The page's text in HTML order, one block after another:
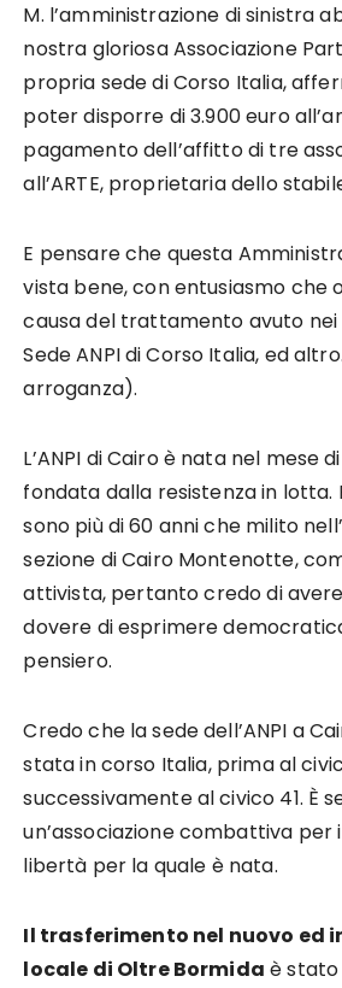
M. l’amministrazione di sinistra
nostra gloriosa Associazione
propria sede di Corso Italia,
poter disporre di 3.900 euro
pagamento dell’affitto di tre
all’ARTE, proprietaria dello
E pensare che questa
vista bene, con entusiasmo che
causa del trattamento avuto nei
Sede ANPI di Corso Italia, ed
arroganza).
L’ANPI di Cairo è nata nel mese
fondata dalla resistenza in lotta.
sono più di 60 anni che milito
sezione di Cairo Montenotte,
attivista, pertanto credo di
dovere di esprimere
pensiero.
Credo che la sede dell’ANPI a
stata in corso Italia, prima al
successivamente al civico 41. È
un’associazione combattiva per
libertà per la quale è nata.
Il trasferimento nel nuovo ed
locale di Oltre Bormida è